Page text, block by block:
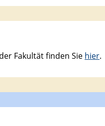
Fakultät finden Sie hier.